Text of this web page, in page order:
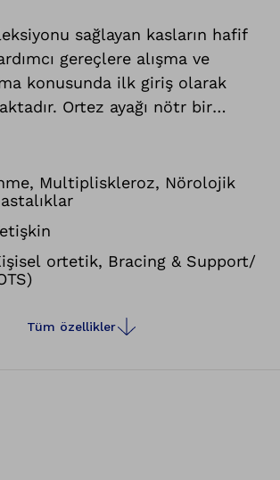
sağlayan kasların hafif
gereçlere alışma ve
konusunda ilk giriş olarak
Ortez ayağı nötr bir
Multipliskleroz, Nörolojik
ortetik, Bracing & Support/
Tüm özellikler